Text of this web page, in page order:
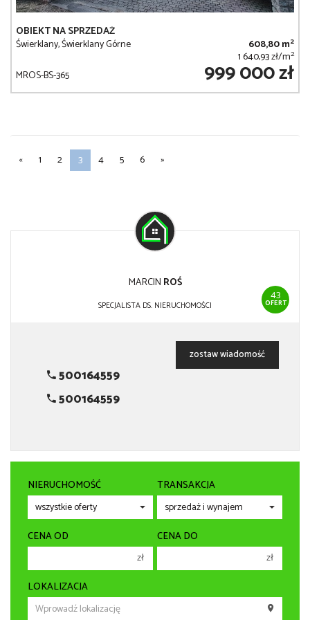
OBIEKT NA SPRZEDAŻ
Świerklany, Świerklany Górne
608,80 m2
1 640,93 zł/m2
MROS-BS-365 999 000 zł
« 1 2 3 4 5 6 »
43
OFERT
MARCIN ROŚ
SPECJALISTA DS. NIERUCHOMOŚCI
500164559
500164559
zostaw wiadomość
NIERUCHOMOŚĆ TRANSAKCJA
CENA OD
zł
200 000 zł
CENA DO
zł
200 000 zł
LOKALIZACJA